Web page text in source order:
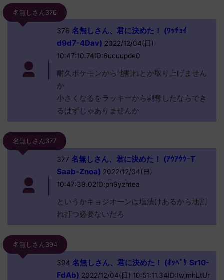
名無しさん376
376 名無しさん、君に決めた！ (ﾜｯﾁｮｲ
d9d7-4Dav) 2022/12/04(日)
10:47:10.74ID:6ucuupde0
耐久ポケモンから地割れとか取り上げません
か
小さくなるをラッキーから剥奪したならでき
るはずじゃありませんか
名無しさん377
377 名無しさん、君に決めた！ (ｱｳｱｳｳｰT
Saab-Znoa) 2022/12/04(日)
10:47:39.02ID:ph9yzhtea
というかキョジオーンは塩漬けあるから地割
れ打つ必要ないだろ
名無しさん394
394 名無しさん、君に決めた！ (ｵｯﾍﾟｹ Sr10-
FdAb) 2022/12/04(日) 10:51:11.34ID:IwjmhLtUr